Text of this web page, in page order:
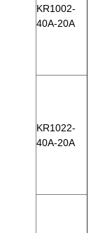
KR1002-
40A-20A
KR1022-
40A-20A